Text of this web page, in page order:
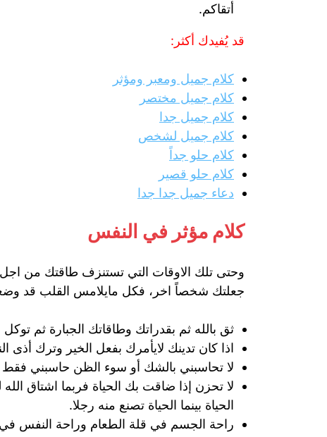
أتقاكم.
قد يُفيدك أكثر:
كلام جميل ومعبر ومؤثر
كلام جميل مختصر
كلام جميل جدا
كلام جميل لشخص
كلام حلو جداً
كلام حلو قصير
دعاء جميل جدا جدا
كلام مؤثر في النفس
وحتى تلك الاوقات التي تستنزف طاقتك من
جعلتك شخصاً اخر، فكل مايلامس القلب قد
ثق بالله ثم بقدراتك وطاقاتك الجبارة ثم
اذا كان تدينك لايأمرك بفعل الخير وترك
لا تحاسبني بالشك أو سوء الظن حاسبني فقط
لا تحزن إذا ضاقت بك الحياة فربما اشتاق
الحياة بينما الحياة تصنع منه رجلا.
راحة الجسم في قلة الطعام وراحة النفس في